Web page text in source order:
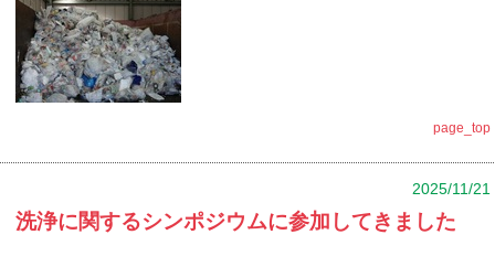
page_top
2025/11/21
洗浄に関するシンポジウムに参加してきました